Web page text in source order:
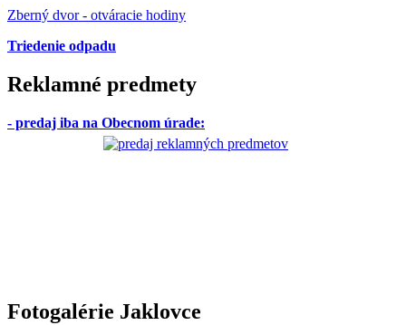
Zberný dvor - otváracie hodiny
Triedenie odpadu
Reklamné predmety
- predaj iba na Obecnom úrade:
Fotogalérie Jaklovce